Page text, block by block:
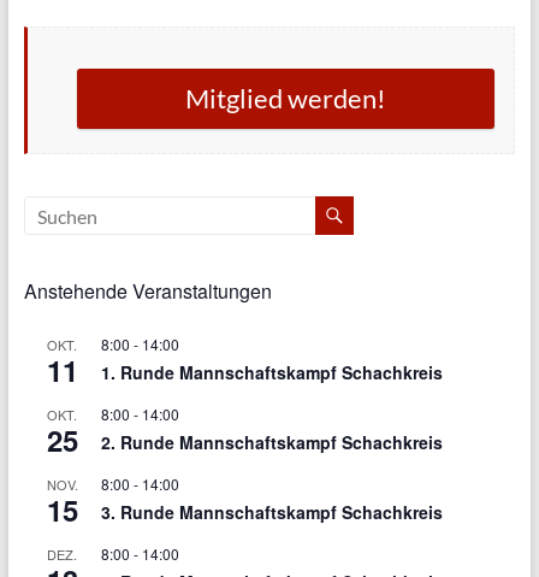
Mitglied werden!
Anstehende Veranstaltungen
OKT.
11
8:00 - 14:00
1. Runde Mannschaftskampf Schachkreis
OKT.
25
8:00 - 14:00
2. Runde Mannschaftskampf Schachkreis
NOV.
15
8:00 - 14:00
3. Runde Mannschaftskampf Schachkreis
DEZ. 8:00 - 14:00